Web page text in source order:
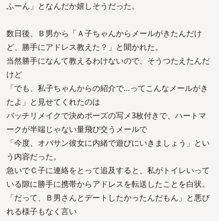
ふーん」となんだか嬉しそうだった。
数日後、Ｂ男から「Ａ子ちゃんからメールがきたんだけ
ど、勝手にアドレス教えた？」と聞かれた。
当然勝手になんて教えるわけないので、そうつたえたんだ
けど
「でも、私子ちゃんからの紹介で…ってこんなメールがき
たよ」と見せてくれたのは
バッチリメイクで決めポーズの写メ3枚付きで、ハートマ
ークが半端じゃない量飛び交うメールで
「今度、オバサン彼女に内緒で遊びにいきましょう」とい
う内容だった。
急いでＣ子に連絡をとって追及すると、私がトイレいって
いる隙に勝手に携帯からアドレスを転送したことを白状。
「だって、Ｂ男さんとデートしたかったんだもん」と悪び
れる様子もなく言い